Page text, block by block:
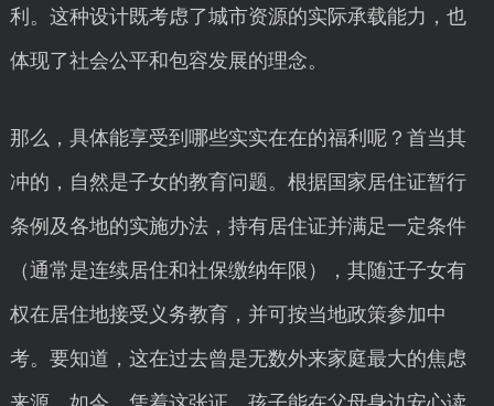
利。这种设计既考虑了城市资源的实际承载能力，也
体现了社会公平和包容发展的理念。
那么，具体能享受到哪些实实在在的福利呢？首当其
冲的，自然是子女的教育问题。根据国家居住证暂行
条例及各地的实施办法，持有居住证并满足一定条件
（通常是连续居住和社保缴纳年限），其随迁子女有
权在居住地接受义务教育，并可按当地政策参加中
考。要知道，这在过去曾是无数外来家庭最大的焦虑